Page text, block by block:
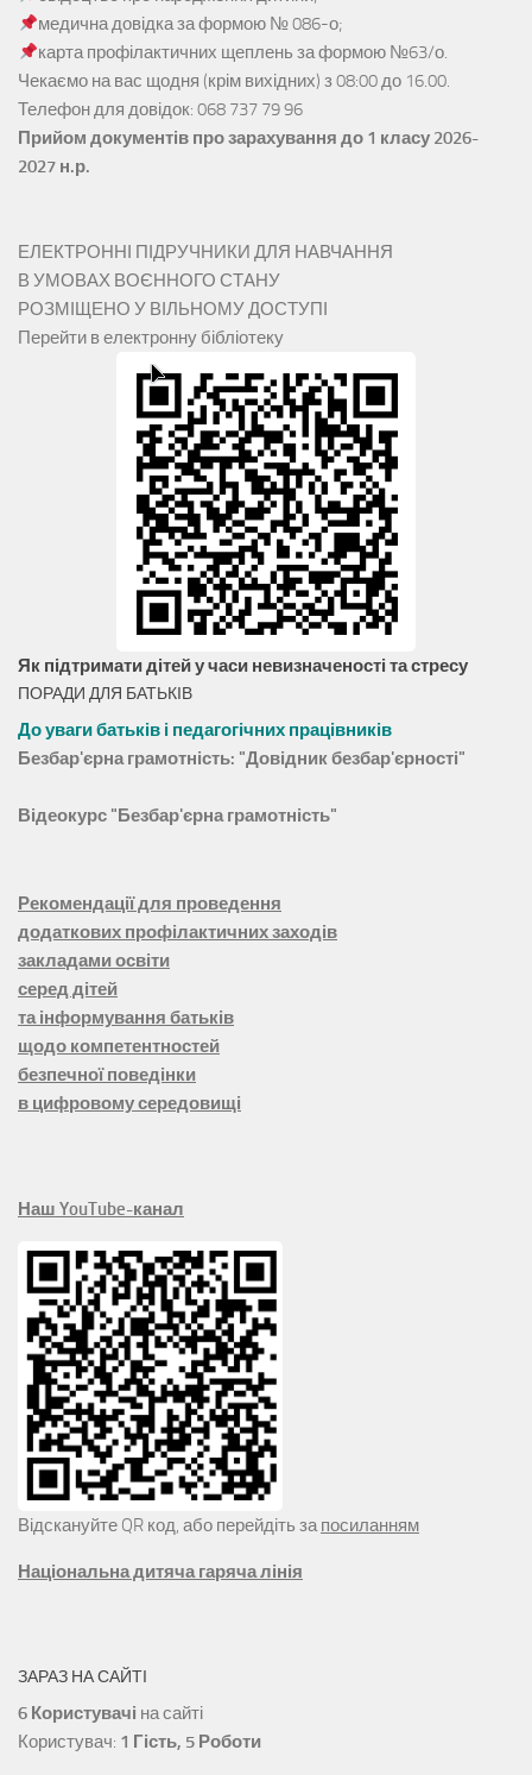
медична довідка за формою № 086-о;
карта профілактичних щеплень за формою №63/о.
Чекаємо на вас щодня (крім вихідних) з 08:00 до 16.00.
Телефон для довідок: 068 737 79 96
Прийом документів про зарахування до 1 класу 2026-
2027 н.р.
ЕЛЕКТРОННІ ПІДРУЧНИКИ ДЛЯ НАВЧАННЯ
В УМОВАХ ВОЄННОГО СТАНУ
РОЗМІЩЕНО У ВІЛЬНОМУ ДОСТУПІ
Перейти в електронну бібліотеку
Як підтримати дітей у часи невизначеності та стресу
ПОРАДИ ДЛЯ БАТЬКІВ
До уваги батьків і педагогічних працівників
Безбар'єрна грамотність: "Довідник безбар'єрності"
Відеокурс "Безбар'єрна грамотність"
Рекомендації для проведення
додаткових профілактичних заходів
закладами освіти
серед дітей
та інформування батьків
щодо компетентностей
безпечної поведінки
в цифровому середовищі
Наш YouTube-канал
Відскануйте QR код, або перейдіть запосиланням
Національна дитяча гаряча лінія
ЗАРАЗ НА САЙТІ
6 Користувачі на сайті
Користувач: 1 Гість, 5 Роботи